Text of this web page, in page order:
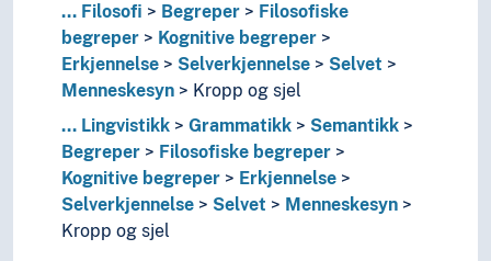
Kontekstualisme
Kriterier
Kunnskap
Likhet
Maieutikk
Paradokser
Predikasjon (Filosofi)
Representasjon (Filosofi)
Resonnering
... Filosofi Begreper
Filosofiske
begreper
Kognitive begreper
Erkjennelse
Selverkjennelse
Selvet
Menneskesyn
Kropp og sjel
... Lingvistikk Grammatikk
Semantikk
Begreper
Filosofiske begreper
Kognitive begreper
Erkjennelse
Selverkjennelse
Selvet
Menneskesyn
Kropp og sjel